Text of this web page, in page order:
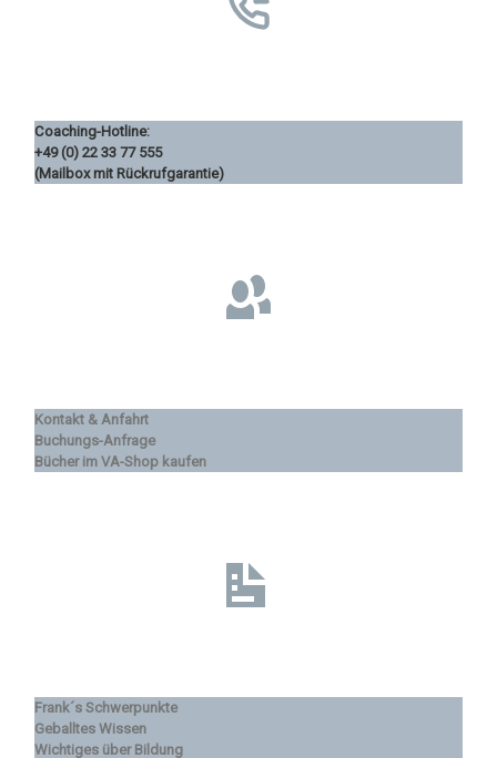
Coaching-Hotline:
+49 (0) 22 33 77 555
(Mailbox mit Rückrufgarantie)
Kontakt & Anfahrt
Buchungs-Anfrage
Bücher im VA-Shop kaufen
Frank´s Schwerpunkte
Geballtes Wissen
Wichtiges über Bildung